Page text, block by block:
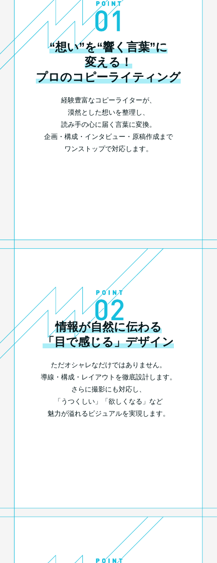
“想い”を“響く言葉”に
変える！
プロのコピーライティング
経験豊富なコピーライターが、
漠然とした想いを整理し、
読み手の心に届く言葉に変換。
企画・構成・インタビュー・原稿作成まで
ワンストップで対応します。
情報が自然に伝わる
「目で感じる」デザイン
ただオシャレなだけではありません。
導線・構成・レイアウトを徹底設計します。
さらに撮影にも対応し、
「うつくしい」「欲しくなる」など
魅力が溢れるビジュアルを実現します。